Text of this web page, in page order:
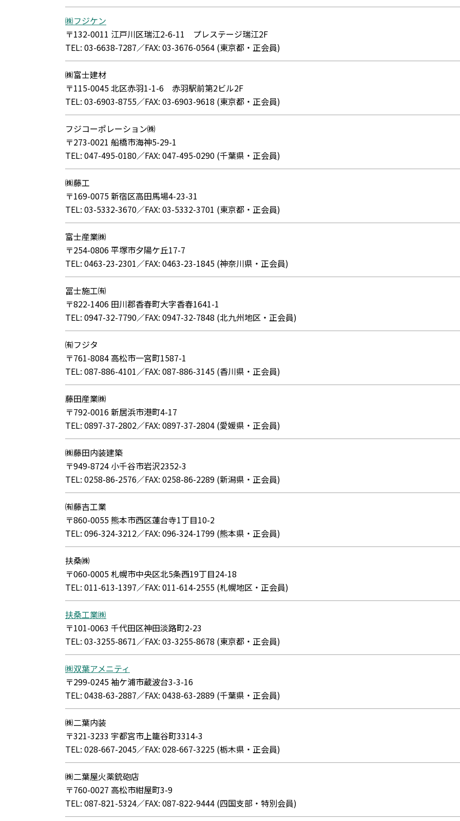
㈱フジケン
〒132-0011 江戸川区瑞江2-6-11 プレステージ瑞江2F
TEL: 03-6638-7287／FAX: 03-3676-0564 (東京都・正会員)
㈱富士建材
〒115-0045 北区赤羽1-1-6 赤羽駅前第2ビル2F
TEL: 03-6903-8755／FAX: 03-6903-9618 (東京都・正会員)
フジコーポレーション㈱
〒273-0021 船橋市海神5-29-1
TEL: 047-495-0180／FAX: 047-495-0290 (千葉県・正会員)
㈱藤工
〒169-0075 新宿区高田馬場4-23-31
TEL: 03-5332-3670／FAX: 03-5332-3701 (東京都・正会員)
富士産業㈱
〒254-0806 平塚市夕陽ケ丘17-7
TEL: 0463-23-2301／FAX: 0463-23-1845 (神奈川県・正会員)
冨士施工㈲
〒822-1406 田川郡香春町大字香春1641-1
TEL: 0947-32-7790／FAX: 0947-32-7848 (北九州地区・正会員)
㈲フジタ
〒761-8084 高松市一宮町1587-1
TEL: 087-886-4101／FAX: 087-886-3145 (香川県・正会員)
藤田産業㈱
〒792-0016 新居浜市港町4-17
TEL: 0897-37-2802／FAX: 0897-37-2804 (愛媛県・正会員)
㈱藤田内装建築
〒949-8724 小千谷市岩沢2352-3
TEL: 0258-86-2576／FAX: 0258-86-2289 (新潟県・正会員)
㈲藤吉工業
〒860-0055 熊本市西区蓮台寺1丁目10-2
TEL: 096-324-3212／FAX: 096-324-1799 (熊本県・正会員)
扶桑㈱
〒060-0005 札幌市中央区北5条西19丁目24-18
TEL: 011-613-1397／FAX: 011-614-2555 (札幌地区・正会員)
扶桑工業㈱
〒101-0063 千代田区神田淡路町2-23
TEL: 03-3255-8671／FAX: 03-3255-8678 (東京都・正会員)
㈱双葉アメニティ
〒299-0245 袖ケ浦市蔵波台3-3-16
TEL: 0438-63-2887／FAX: 0438-63-2889 (千葉県・正会員)
㈱二葉内装
〒321-3233 宇都宮市上籠谷町3314-3
TEL: 028-667-2045／FAX: 028-667-3225 (栃木県・正会員)
㈱二葉屋火薬銃砲店
〒760-0027 高松市紺屋町3-9
TEL: 087-821-5324／FAX: 087-822-9444 (四国支部・特別会員)